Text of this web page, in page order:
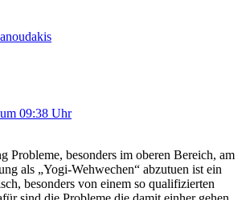
09:38 Uhr
Probleme, besonders im oberen Bereich, am
als „Yogi-Wehwechen“ abzutuen ist ein
besonders von einem so qualifizierten